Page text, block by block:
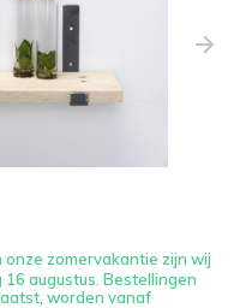
zomervakantie zijn wij
augustus. Bestellingen
worden vanaf